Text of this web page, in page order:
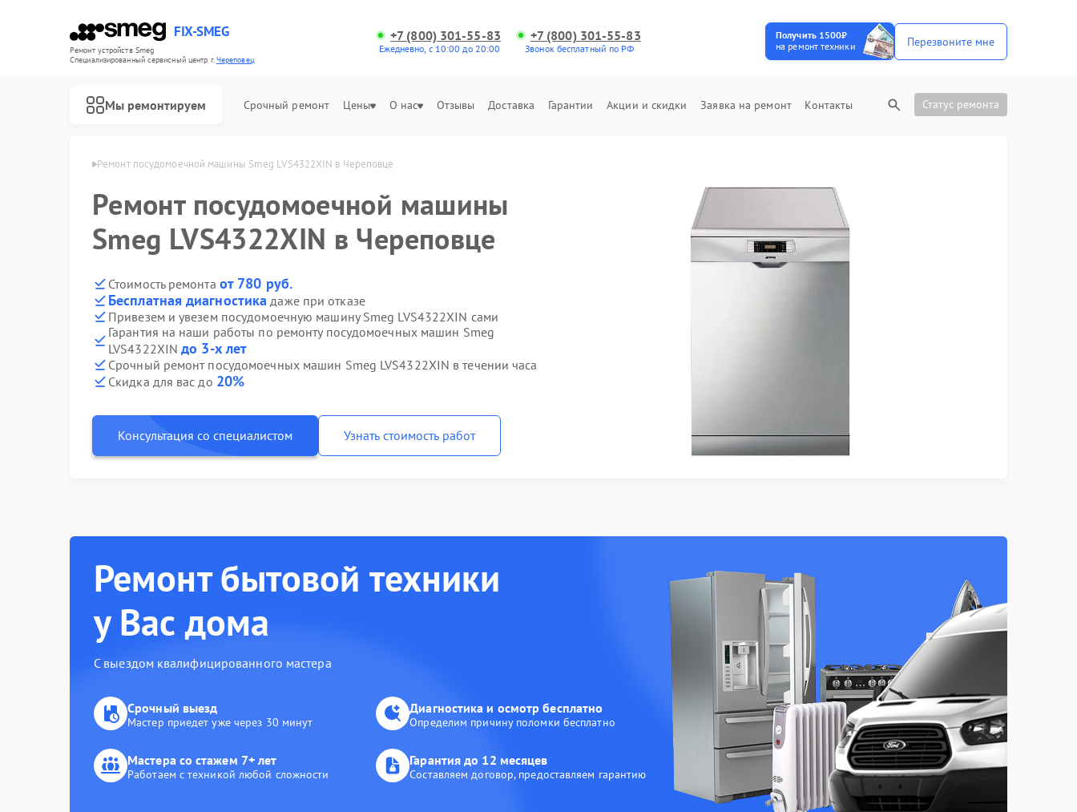
FIX-SMEG
Ремонт устройств Smeg
Специализированный cервисный центр г.Череповец
+7 (800) 301-55-83
Ежедневно, с 10:00 до 20:00
+7 (800) 301-55-83
Звонок бесплатный по РФ
Получить 1500₽
на ремонт техники
Перезвоните мне
Мы ремонтируем Срочный ремонт Цены О нас Отзывы Доставка Гарантии Акции и скидки Заявка на ремонт Контакты Статус ремонта
в Череповце Ремонт посудомоечной машины Smeg LVS4322XIN в Череповце
Ремонт посудомоечной машины
Smeg LVS4322XIN в Череповце
Стоимость ремонта от 780 руб.
Бесплатная диагностика даже при отказе
Привезем и увезем посудомоечную машину Smeg LVS4322XIN сами
Гарантия на наши работы по ремонту посудомоечных машин Smeg
LVS4322XINдо 3-х лет
Срочный ремонт посудомоечных машин Smeg LVS4322XIN в течении часа
Скидка для вас до 20%
Консультация со специалистом Узнать стоимость работ
Ремонт бытовой техники
у Вас дома
С выездом квалифицированного мастера
Срочный выезд
Мастер приедет уже через 30 минут
Диагностика и осмотр бесплатно
Определим причину поломки бесплатно
Мастера со стажем 7+ лет
Работаем с техникой любой сложности
Гарантия до 12 месяцев
Составляем договор, предоставляем гарантию